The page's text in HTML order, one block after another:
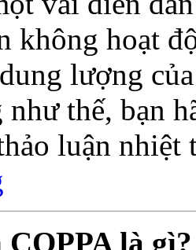
không hoạt
lượng
như thế, bạn
luận
là gì?